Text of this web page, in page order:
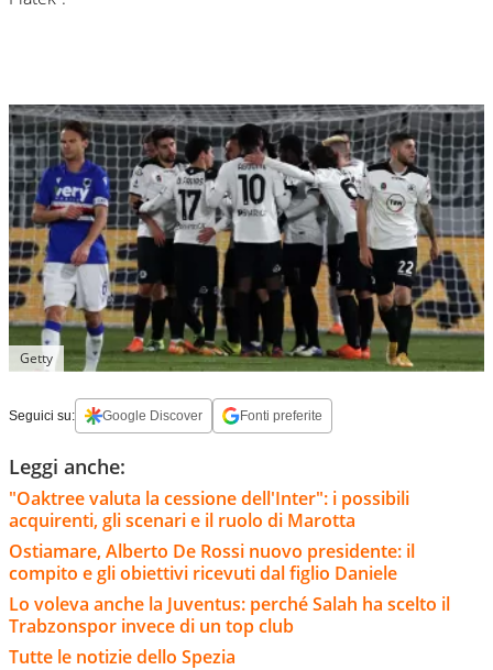
Getty
Seguici su: Google Discover Fonti preferite
Leggi anche:
"Oaktree valuta la cessione dell'Inter": i possibili
acquirenti, gli scenari e il ruolo di Marotta
Ostiamare, Alberto De Rossi nuovo presidente: il
compito e gli obiettivi ricevuti dal figlio Daniele
Lo voleva anche la Juventus: perché Salah ha scelto il
Trabzonspor invece di un top club
Tutte le notizie dello Spezia